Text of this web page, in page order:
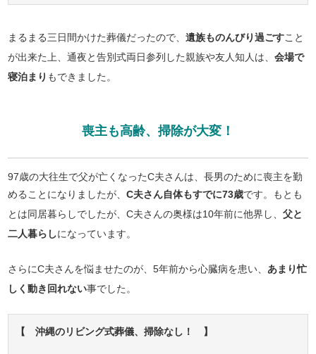
まるまる三日間かけた葬儀だったので、遺族ものんびり過ごすこと
が出来た上、通夜と告別式両日参列した親族や友人知人は、会場で
寝泊まり もできました。
喪主も高齢、掃除が大変！
97歳の大往生で父が亡くなったC夫さんは、長男のために喪主を勤
めることになりましたが、C夫さん自体もすでに73歳です。もとも
とは同居暮らしでしたが、C夫さんの奥様は10年前に他界し、父と
二人暮らしになっています。
さらにC夫さんを悩ませたのが、5年前から心臓病を患い、 あまり忙
しく動き回れない事でした。
【 沖縄のリビング式葬儀、掃除なし！ 】